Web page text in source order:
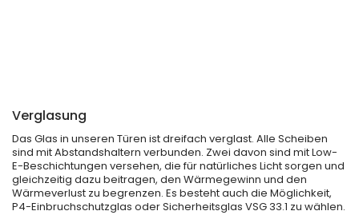
Verglasung
Das Glas in unseren Türen ist dreifach verglast. Alle Scheiben
sind mit Abstandshaltern verbunden. Zwei davon sind mit Low-
E-Beschichtungen versehen, die für natürliches Licht sorgen und
gleichzeitig dazu beitragen, den Wärmegewinn und den
Wärmeverlust zu begrenzen. Es besteht auch die Möglichkeit,
P4-Einbruchschutzglas oder Sicherheitsglas VSG 33.1 zu wählen.